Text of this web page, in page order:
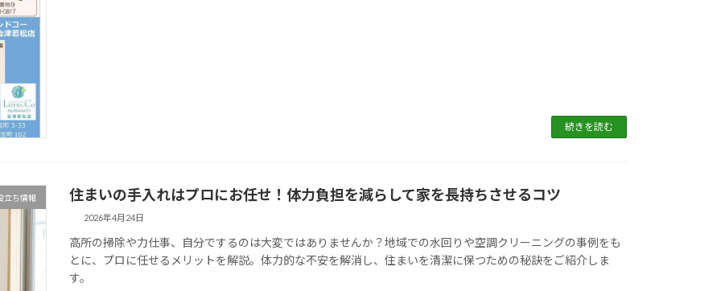
続きを読む
立ち情報 住まいの手入れはプロにお任せ！体力負担を減らして家を長持ちさせるコツ
2026年4月24日
高所の掃除や力仕事、自分でするのは大変ではありませんか？地域での水回りや空調クリーニングの事例をも
とに、プロに任せるメリットを解説。体力的な不安を解消し、住まいを清潔に保つための秘訣をご紹介しま
す。